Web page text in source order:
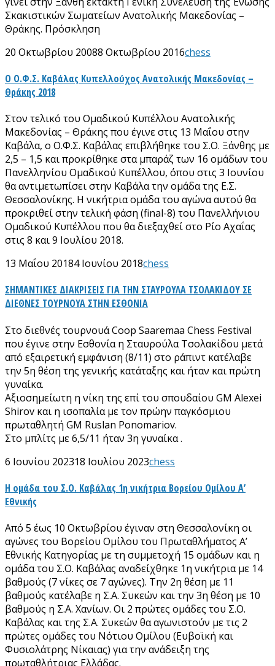
Σκακιστικών Σωματείων Ανατολικής Μακεδονίας –
Θράκης. Πρόσκληση
20 Οκτωβρίου 20088 Οκτωβρίου 2016chess
Ο Ο.Φ.Σ. Καβάλας Κυπελλούχος Ανατολικής Μακεδονίας –
Θράκης 2018
Στον τελικό του Ομαδικού Κυπέλλου Ανατολικής
Μακεδονίας – Θράκης που έγινε στις 13 Μαΐου στην
Καβάλα, ο Ο.Φ.Σ. Καβάλας επιβλήθηκε του Σ.Ο. Ξάνθης με
2,5 – 1,5 και προκρίθηκε στα μπαράζ των 16 ομάδων του
Πανελληνίου Ομαδικού Κυπέλλου, όπου στις 3 Ιουνίου
θα αντιμετωπίσει στην Καβάλα την ομάδα της Ε.Σ.
Θεσσαλονίκης. Η νικήτρια ομάδα του αγώνα αυτού θα
προκριθεί στην τελική φάση (final-8) του Πανελλήνιου
Ομαδικού Κυπέλλου που θα διεξαχθεί στο Ρίο Αχαΐας
στις 8 και 9 Ιουλίου 2018.
13 Μαΐου 20184 Ιουνίου 2018chess
ΣΗΜΑΝΤΙΚΕΣ ΔΙΑΚΡΙΣΕΙΣ ΓΙΑ ΤΗΝ ΣΤΑΥΡΟΥΛΑ ΤΣΟΛΑΚΙΔΟΥ ΣΕ
ΔΙΕΘΝΕΣ ΤΟΥΡΝΟΥΑ ΣΤΗΝ ΕΣΘΟΝΙΑ
Στο διεθνές τουρνουά Coop Saaremaa Chess Festival
που έγινε στην Εσθονία η Σταυρούλα Τσολακίδου μετά
από εξαιρετική εμφάνιση (8/11) στο ράπιντ κατέλαβε
την 5η θέση της γενικής κατάταξης και ήταν και πρώτη
γυναίκα.
Αξιοσημείωτη η νίκη της επί του σπουδαίου GM Alexei
Shirov και η ισοπαλία με τον πρώην παγκόσμιου
πρωταθλητή GM Ruslan Ponomariov.
Στο μπλίτς με 6,5/11 ήταν 3η γυναίκα .
6 Ιουνίου 202318 Ιουλίου 2023chess
Η ομάδα του Σ.Ο. Καβάλας 1η νικήτρια Βορείου Ομίλου Α’
Εθνικής
Από 5 έως 10 Οκτωβρίου έγιναν στη Θεσσαλονίκη οι
αγώνες του Βορείου Ομίλου του Πρωταθλήματος Α’
Εθνικής Κατηγορίας με τη συμμετοχή 15 ομάδων και η
ομάδα του Σ.Ο. Καβάλας αναδείχθηκε 1η νικήτρια με 14
βαθμούς (7 νίκες σε 7 αγώνες). Την 2η θέση με 11
βαθμούς κατέλαβε η Σ.Α. Συκεών και την 3η θέση με 10
βαθμούς η Σ.Α. Χανίων. Οι 2 πρώτες ομάδες του Σ.Ο.
Καβάλας και της Σ.Α. Συκεών θα αγωνιστούν με τις 2
πρώτες ομάδες του Νότιου Ομίλου (Ευβοϊκή και
Φυσιολάτρης Νίκαιας) για την ανάδειξη της
πρωταθλήτριας Ελλάδας.